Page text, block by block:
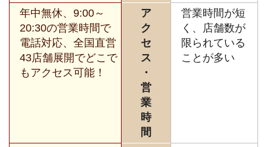
年中無休、9:00～
20:30の営業時間で
電話対応、全国直営
43店舗展開でどこで
もアクセス可能！
ア
ク
セ
ス
・
営
業
時
間
営業時間が短
く、店舗数が
限られている
ことが多い